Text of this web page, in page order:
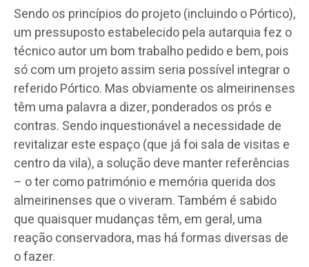
Sendo os princípios do projeto (incluindo o Pórtico),
um pressuposto estabelecido pela autarquia fez o
técnico autor um bom trabalho pedido e bem, pois
só com um projeto assim seria possível integrar o
referido Pórtico. Mas obviamente os almeirinenses
têm uma palavra a dizer, ponderados os prós e
contras. Sendo inquestionável a necessidade de
revitalizar este espaço (que já foi sala de visitas e
centro da vila), a solução deve manter referências
– o ter como património e memória querida dos
almeirinenses que o viveram. Também é sabido
que quaisquer mudanças têm, em geral, uma
reação conservadora, mas há formas diversas de
o fazer.